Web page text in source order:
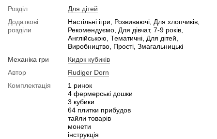
Розділ
Для дітей
Додаткові
розділи
Настільні ігри, Розвиваючі, Для хлопчиків,
Рекомендуємо, Для дівчат, 7-9 років,
Англійською, Тематичні, Для дітей,
Виробництво, Прості, Змагальницькі
Механіка гри
Кидок кубиків
Автор
Rudiger Dorn
Комплектація
1 ринок
4 фермерські дошки
3 кубики
64 плитки прибудов
тайли товарів
монети
інструкція